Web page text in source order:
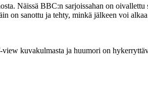
Näissä BBC:n sarjoissahan on
on sanottu ja tehty, minkä jälkeen voi
kuvakulmasta ja huumori on